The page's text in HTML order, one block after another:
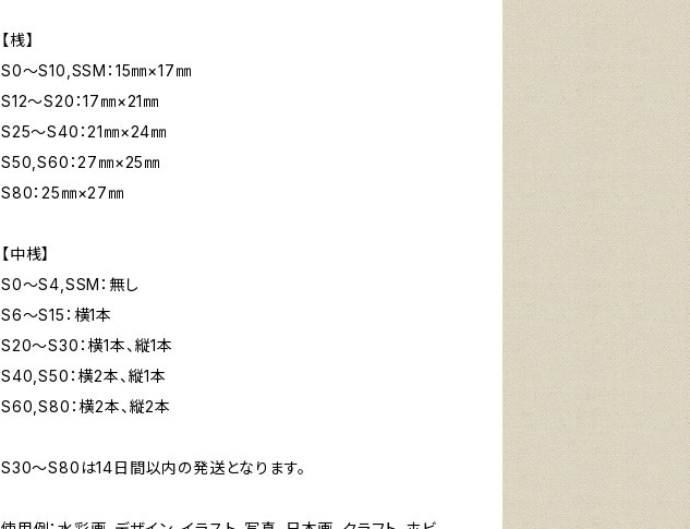
【桟】
S0～S10,SSM：15㎜×17㎜
S12～S20：17㎜×21㎜
S25～S40：21㎜×24㎜
S50,S60：27㎜×25㎜
S80：25㎜×27㎜
【中桟】
S0～S4,SSM：無し
S6～S15：横1本
S20～S30：横1本、縦1本
S40,S50：横2本、縦1本
S60,S80：横2本、縦2本
S30～S80は14日間以内の発送となります。